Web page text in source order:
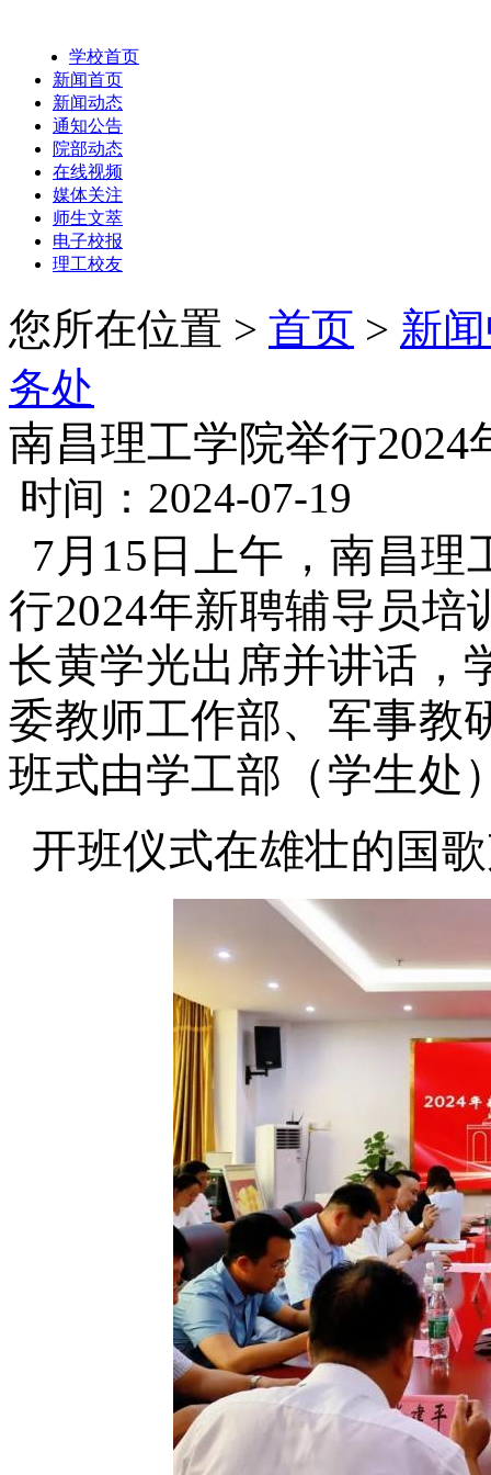
学校首页
新闻首页
新闻动态
通知公告
院部动态
在线视频
媒体关注
师生文萃
电子校报
理工校友
您所在位置 > 首页 > 新
务处
南昌理工学院举行
时间：2024-07-19
7月15日上午，南昌
行2024年新聘辅导员
长黄学光出席并讲话，
委教师工作部、军事教
班式由学工部（学生处
开班仪式在雄壮的国